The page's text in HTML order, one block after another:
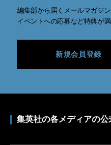
編集部から届くメールマガジ
イベントへの応募など特典が
新規会員登録
集英社の各メディアの公